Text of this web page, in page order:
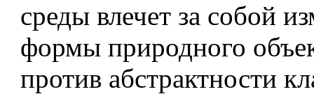
среды влечет за собой
формы природного
против абстрактности